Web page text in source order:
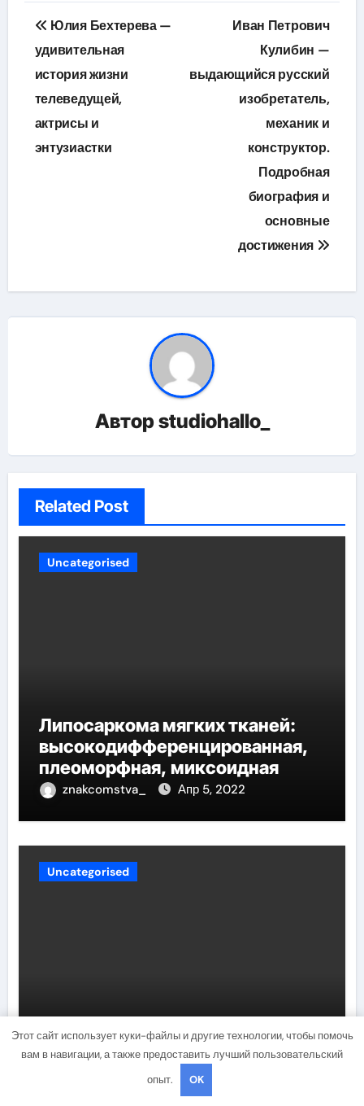
Навигация
по
записям
Юлия Бехтерева —
удивительная
история жизни
телеведущей,
актрисы и
энтузиастки
Иван Петрович
Кулибин —
выдающийся русский
изобретатель,
механик и
конструктор.
Подробная
биография и
основные
достижения
Авторstudiohallo_
Related Post
Uncategorised
Липосаркома мягких тканей:
высокодифференцированная,
плеоморфная, миксоидная
znakcomstva_ Апр 5, 2022
Uncategorised
Стендаль биография —
удивительная история жизни и
гениального творчества
великого писателя
Апр 5, 2022
Этот сайт использует куки-файлы и другие технологии, чтобы помочь
вам в навигации, а также предоставить лучший пользовательский
опыт.
OK